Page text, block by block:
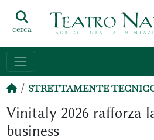
cerca
STRETTAMENTE
Vinitaly 2026 rafforza
business